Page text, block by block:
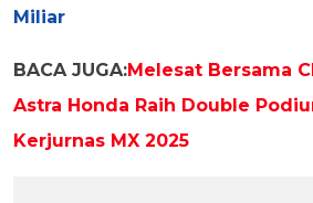
Miliar
BACA JUGA:Melesat Bersama
Astra Honda Raih Double
Kerjurnas MX 2025